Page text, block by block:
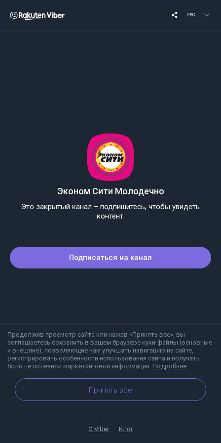
РУС
Продолжив просмотр сайта или нажав «Принять все», вы
соглашаетесь сохранить в вашем браузере куки-файлы (основные
и внешние), позволяющие нам улучшать навигацию на сайте,
регистрировать особенности использования сайта и получать
больше полезной маркетинговой информации. Подробнее
Принять все
Эконом Сити Молодечно
Это закрытый канал – подпишитесь, чтобы увидеть
контент.
Подписаться на канал
О Viber Блог